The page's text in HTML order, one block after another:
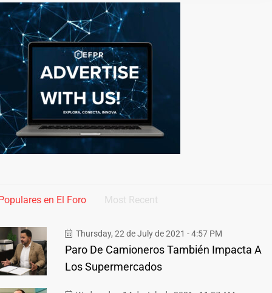
en El Foro Most Recent
Thursday, 22 de July de 2021 - 4:57 PM
Paro De Camioneros También Impacta A
Los Supermercados